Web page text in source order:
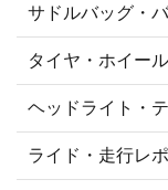
サドルバッグ・
タイヤ・ホイー
ヘッドライト・
ライド・走行レ